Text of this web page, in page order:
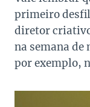
primeiro
diretor criativo
na semana de
por exemplo,